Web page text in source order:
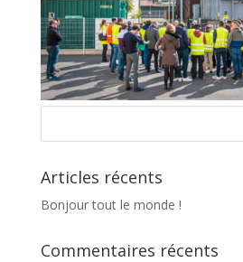
Articles récents
Bonjour tout le monde !
Commentaires récents